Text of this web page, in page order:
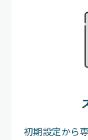
初期設定から